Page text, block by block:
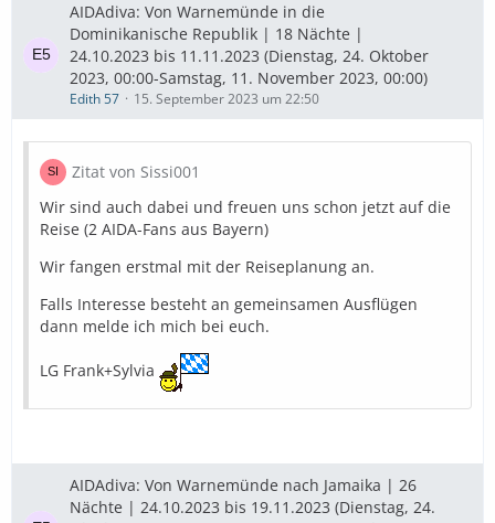
AIDAdiva: Von Warnemünde in die
Dominikanische Republik | 18 Nächte |
24.10.2023 bis 11.11.2023 (Dienstag, 24. Oktober
2023, 00:00-Samstag, 11. November 2023, 00:00)
Edith 57 15. September 2023 um 22:50
Zitat von Sissi001
Wir sind auch dabei und freuen uns schon jetzt auf die
Reise (2 AIDA-Fans aus Bayern)
Wir fangen erstmal mit der Reiseplanung an.
Falls Interesse besteht an gemeinsamen Ausflügen
dann melde ich mich bei euch.
LG Frank+Sylvia
AIDAdiva: Von Warnemünde nach Jamaika | 26
Nächte | 24.10.2023 bis 19.11.2023 (Dienstag, 24.